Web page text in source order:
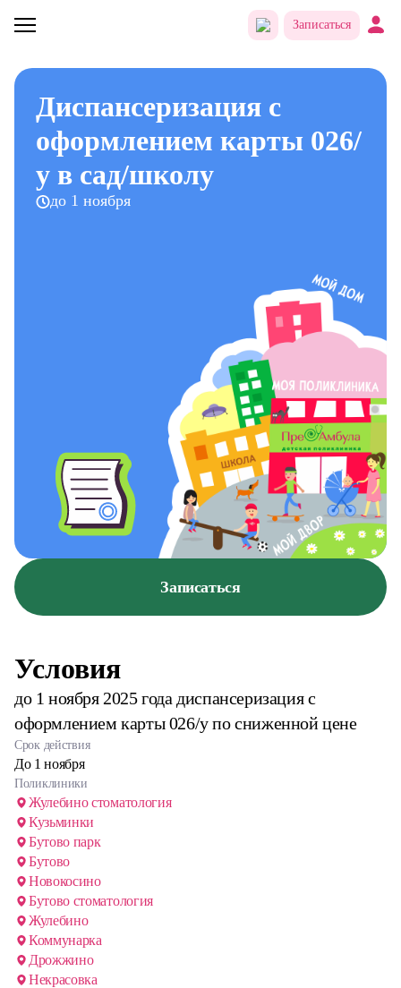
Записаться
Диспансеризация с
оформлением карты 026/
у в сад/школу
до 1 ноября
Записаться
Условия
до 1 ноября 2025 года диспансеризация с
оформлением карты 026/у по сниженной цене
Срок действия
До 1 ноября
Поликлиники
Жулебино стоматология
Кузьминки
Бутово парк
Бутово
Новокосино
Бутово стоматология
Жулебино
Коммунарка
Дрожжино
Некрасовка